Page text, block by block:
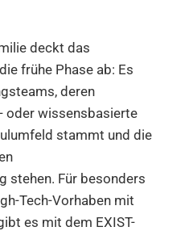
deckt das
frühe Phase ab: Es
deren
oder wissensbasierte
stammt und die
stehen. Für besonders
Tech-Vorhaben mit
es mit dem EXIST-